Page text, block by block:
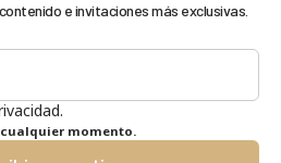
e invitaciones más exclusivas.
momento.